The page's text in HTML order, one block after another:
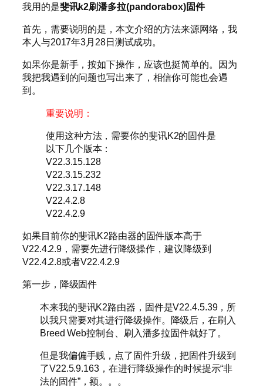
我用的是斐讯k2刷潘多拉(pandorabox)固件
首先，需要说明的是，本文介绍的方法来源网络，我
本人与2017年3月28日测试成功。
如果你是新手，按如下操作，应该也挺简单的。因为
我把我遇到的问题也写出来了，相信你可能也会遇
到。
重要说明：
使用这种方法，需要你的斐讯K2的固件是
以下几个版本：
V22.3.15.128
V22.3.15.232
V22.3.17.148
V22.4.2.8
V22.4.2.9
如果目前你的斐讯K2路由器的固件版本高于
V22.4.2.9，需要先进行降级操作，建议降级到
V22.4.2.8或者V22.4.2.9
第一步，降级固件
本来我的斐讯K2路由器，固件是V22.4.5.39，所
以我只需要对其进行降级操作。降级后，在刷入
Breed Web控制台、刷入潘多拉固件就好了。
但是我偏偏手贱，点了固件升级，把固件升级到
了V22.5.9.163，在进行降级操作的时候提示“非
法的固件”，额。。。